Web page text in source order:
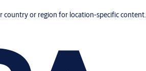
country or region for location-specific content.